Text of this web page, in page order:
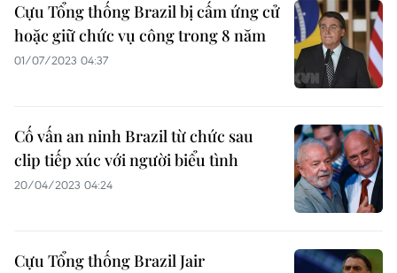
Cựu Tổng thống Brazil bị cấm ứng cử
hoặc giữ chức vụ công trong 8 năm
01/07/2023 04:37
Cố vấn an ninh Brazil từ chức sau
clip tiếp xúc với người biểu tình
20/04/2023 04:24
Cựu Tổng thống Brazil Jair